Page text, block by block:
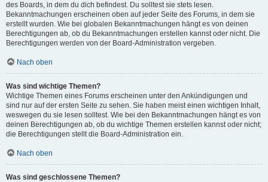
des Boards, in dem du dich befindest. Du solltest sie stets lesen.
Bekanntmachungen erscheinen oben auf jeder Seite des Forums, in dem sie
erstellt wurden. Wie bei globalen Bekanntmachungen hängt es von deinen
Berechtigungen ab, ob du Bekanntmachungen erstellen kannst oder nicht. Die
Berechtigungen werden von der Board-Administration vergeben.
Nach oben
Was sind wichtige Themen?
Wichtige Themen eines Forums erscheinen unter den Ankündigungen und
sind nur auf der ersten Seite zu sehen. Sie haben meist einen wichtigen Inhalt,
weswegen du sie lesen solltest. Wie bei den Bekanntmachungen hängt es von
deinen Berechtigungen ab, ob du wichtige Themen erstellen kannst oder nicht;
die Berechtigungen stellt die Board-Administration ein.
Nach oben
Was sind geschlossene Themen?